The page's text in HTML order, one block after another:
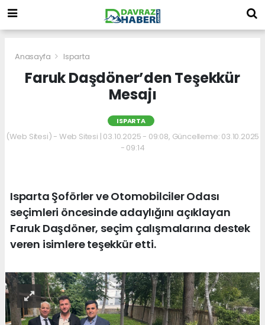
Anasayfa Isparta
Faruk Daşdöner’den Teşekkür
Mesajı
ISPARTA
(Web Sitesi) - Web Sitesi | 03.10.2025 - 09:08, Güncelleme: 03.10.2025
- 09:14
Isparta Şoförler ve Otomobilciler Odası
seçimleri öncesinde adaylığını açıklayan
Faruk Daşdöner, seçim çalışmalarına destek
veren isimlere teşekkür etti.